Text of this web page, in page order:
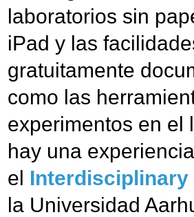
laboratorios sin
iPad y las
gratuitamente
como las
experimentos en el
hay una
el Interdisciplinary
la Universidad